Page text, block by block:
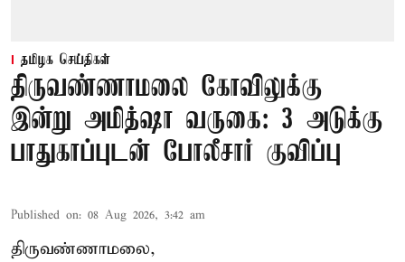
தமிழக செய்திகள்
திருவண்ணாமலை கோவிலுக்கு
இன்று அமித்ஷா வருகை: 3 அடுக்கு
பாதுகாப்புடன் போலீசார் குவிப்பு
Published on: 08 Aug 2026, 3:42 am
திருவண்ணாமலை,